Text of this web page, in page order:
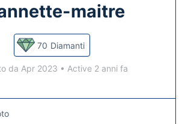
maitre
70 Diamanti
da Apr 2023 • Active 2 anni fa